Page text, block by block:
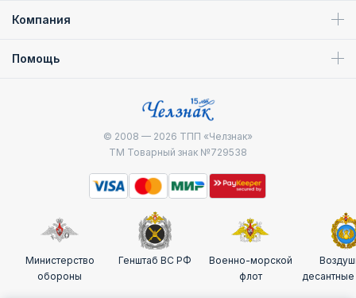
Компания
Помощь
© 2008 — 2026 ТПП «Челзнак»
ТМ Товарный знак №729538
Министерство
обороны
Генштаб ВС РФ
Военно-морской
флот
десантные